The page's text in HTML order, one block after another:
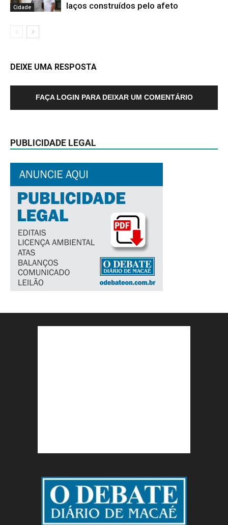
Cidade
laços construídos pelo afeto
DEIXE UMA RESPOSTA
FAÇA LOGIN PARA DEIXAR UM COMENTÁRIO
PUBLICIDADE LEGAL